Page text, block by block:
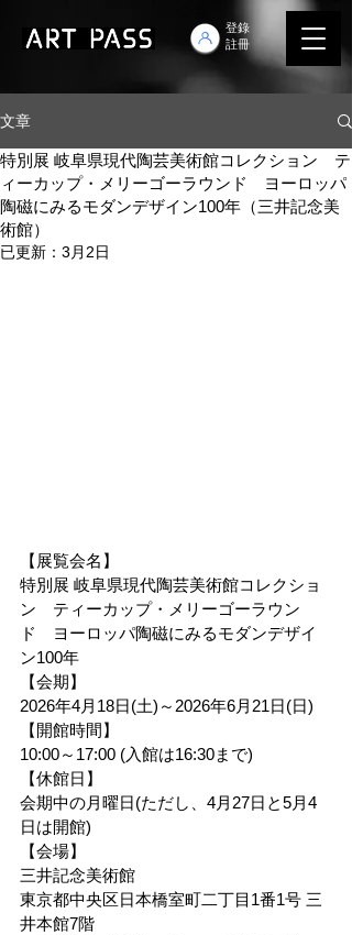
登錄
註冊
文章
特別展 岐阜県現代陶芸美術館コレクション テ
ィーカップ・メリーゴーラウンド ヨーロッパ
陶磁にみるモダンデザイン100年（三井記念美
術館）
已更新： 3月2日
【展覧会名】
特別展 岐阜県現代陶芸美術館コレクショ
ン　ティーカップ・メリーゴーラウン
ド　ヨーロッパ陶磁にみるモダンデザイ
ン100年
【会期】
2026年4月18日(土)～2026年6月21日(日)
【開館時間】
10:00～17:00 (入館は16:30まで)
【休館日】
会期中の月曜日(ただし、4月27日と5月4
日は開館)
【会場】
三井記念美術館
東京都中央区日本橋室町二丁目1番1号 三
井本館7階